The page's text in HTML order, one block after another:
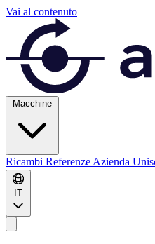
Vai al contenuto
Macchine
Ricambi Referenze Azienda
IT